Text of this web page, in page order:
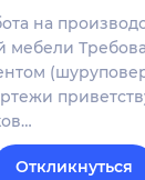
на
мебели
Откликнуться